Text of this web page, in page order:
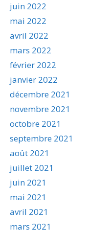
juin 2022
mai 2022
avril 2022
mars 2022
février 2022
janvier 2022
décembre 2021
novembre 2021
octobre 2021
septembre 2021
août 2021
juillet 2021
juin 2021
mai 2021
avril 2021
mars 2021